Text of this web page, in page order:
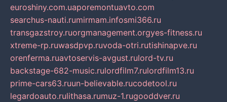
euroshiny.com.uaporemontuavto.com
searchus-nauti.rumirmam.infosmi366.ru
transgazstroy.ruorgmanagement.orgyes-fitness.ru
xtreme-rp.ruwasdpvp.ruvoda-otri.rutishinapve.ru
orenferma.ruavtoservis-avgust.rulord-tv.ru
backstage-682-music.rulordfilm7.rulordfilm13.ru
prime-cars63.ruun-believable.rucodetool.ru
legardoauto.rulithasa.rumuz-1.rugooddver.ru